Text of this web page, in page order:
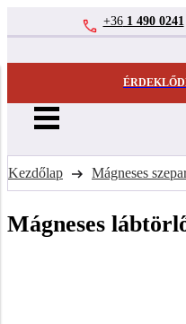
+361 490 0241
Kezdőlap Mágneses
Mágneses